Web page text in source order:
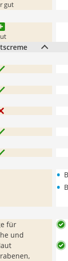
gut
•
•
für
und